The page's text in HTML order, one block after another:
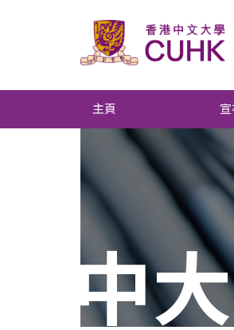
主頁
中